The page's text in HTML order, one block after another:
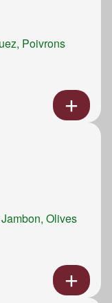
Poivrons
Olives